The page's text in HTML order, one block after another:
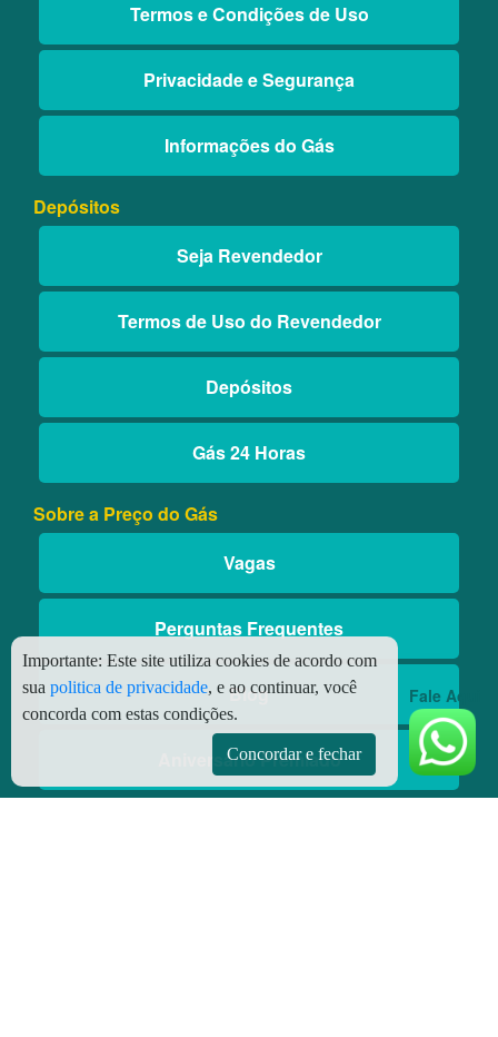
Fale Aqui
Termos e Condições de Uso
Privacidade e Segurança
Informações do Gás
Depósitos
Seja Revendedor
Termos de Uso do Revendedor
Depósitos
Gás 24 Horas
Sobre a Preço do Gás
Vagas
Perguntas Frequentes
Blog
Aniversário Premiado
Importante: Este site utiliza cookies de acordo com
sua politica de privacidade, e ao continuar, você
concorda com estas condições.
Concordar e fechar